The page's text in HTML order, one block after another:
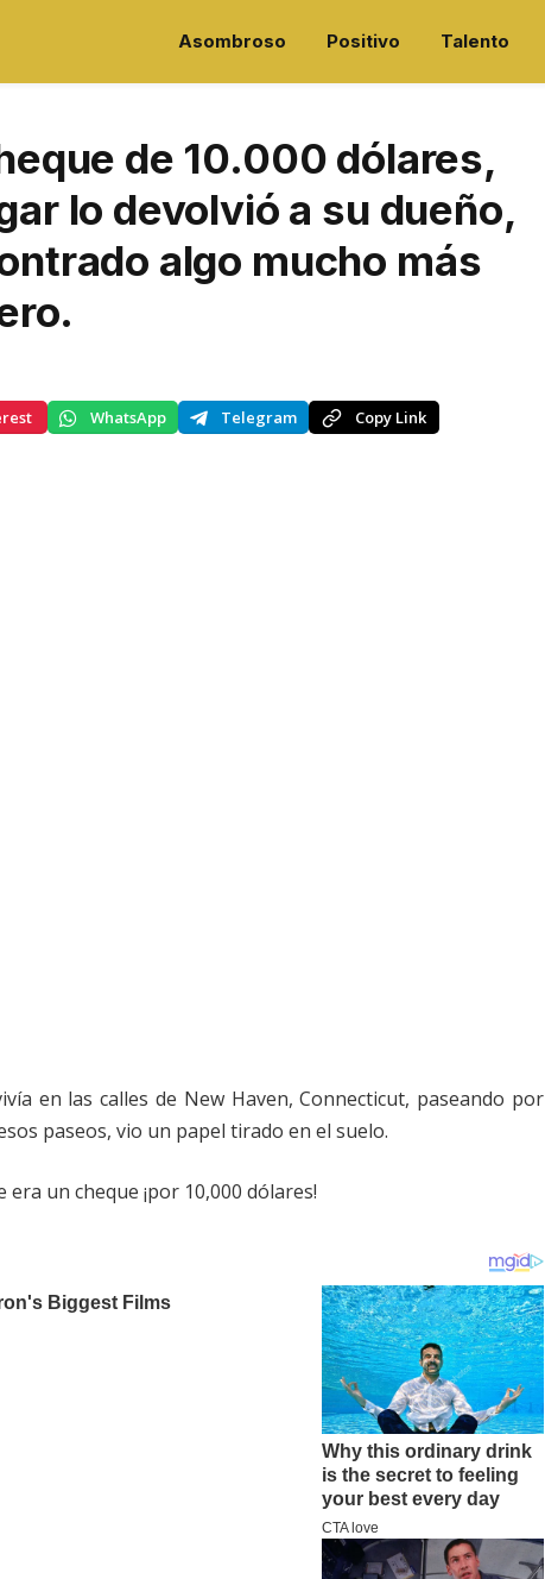
Asombroso Positivo Talento
de 10.000 dólares,
lo devolvió a su dueño,
algo mucho más
WhatsApp Telegram Copy Link
en las calles de New Haven, Connecticut, paseando por
paseos, vio un papel tirado en el suelo.
un cheque ¡por 10,000 dólares!